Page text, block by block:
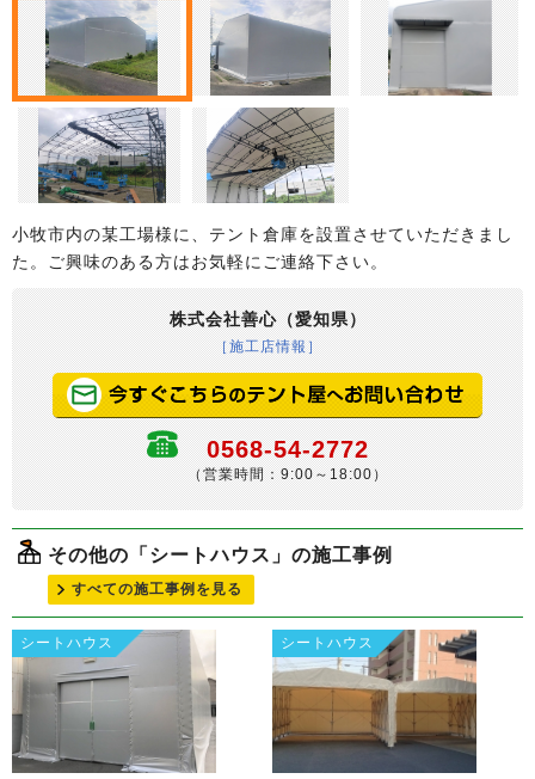
小牧市内の某工場様に、テント倉庫を設置させていただきまし
た。ご興味のある方はお気軽にご連絡下さい。
株式会社善心（愛知県）
［施工店情報］
0568-54-2772
（営業時間：9:00～18:00）
その他の「シートハウス」の施工事例
すべての施工事例を見る
シートハウス シートハウス